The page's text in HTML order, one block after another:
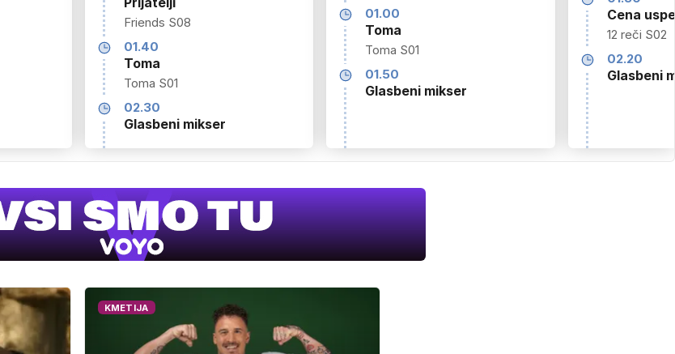
Friends S08
01.40
Toma
Toma S01
02.30
Glasbeni mikser
01.00
Toma
Toma S01
01.50
Glasbeni mikser
Cena
12 reči S02
02.20
Glasbeni
KMETIJA